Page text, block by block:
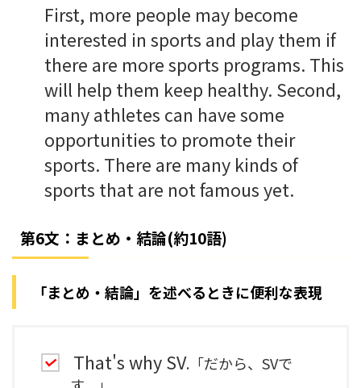
First, more people may become
interested in sports and play them if
there are more sports programs. This
will help them keep healthy. Second,
many athletes can have some
opportunities to promote their
sports. There are many kinds of
sports that are not famous yet.
第6文：まとめ・結論(約10語)
「まとめ・結論」を述べるときに便利な表現
That's why SV.「だから、SVで